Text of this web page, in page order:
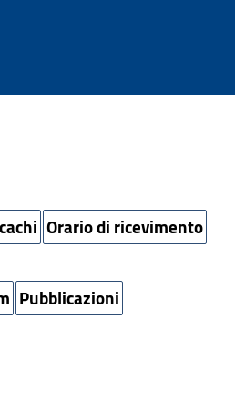
Orario di ricevimento
Pubblicazioni